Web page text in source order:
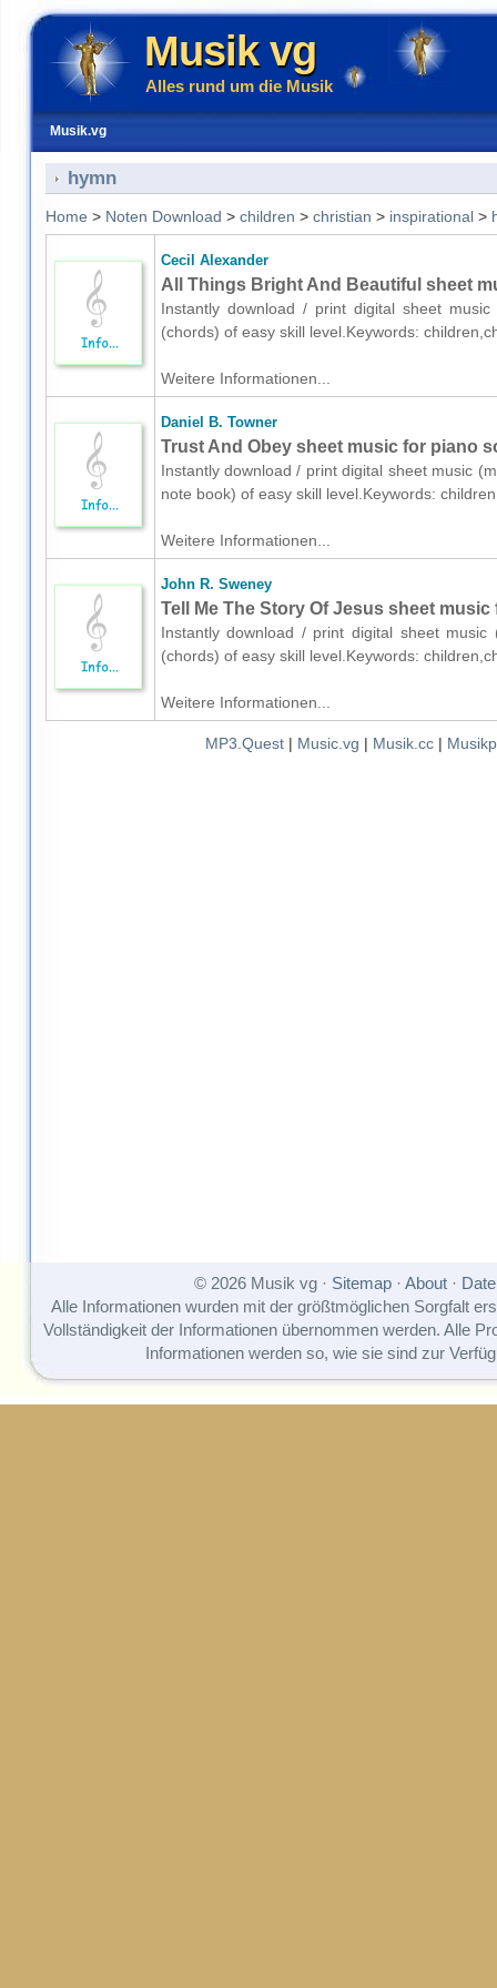
Musik vg
Alles rund um die Musik
Musik.vg
hymn
Home > Noten Download > children > christian > inspirational>
Cecil Alexander
All Things Bright And Beautiful sheet
Instantly download / print digital sheet
(chords) of easy skill level.Keywords:
Weitere Informationen...
Daniel B. Towner
Trust And Obey sheet music for piano
Instantly download / print digital sheet music
note book) of easy skill level.Keywords:
Weitere Informationen...
John R. Sweney
Tell Me The Story Of Jesus sheet
Instantly download / print digital sheet
(chords) of easy skill level.Keywords:
Weitere Informationen...
MP3.Quest| Music.vg | Musik.cc|
© 2026 Musik vg · Sitemap· About·
Alle Informationen wurden mit der größtmöglichen Sorgfalt
Vollständigkeit der Informationen übernommen werden. Alle
Informationen werden so, wie sie sind zur